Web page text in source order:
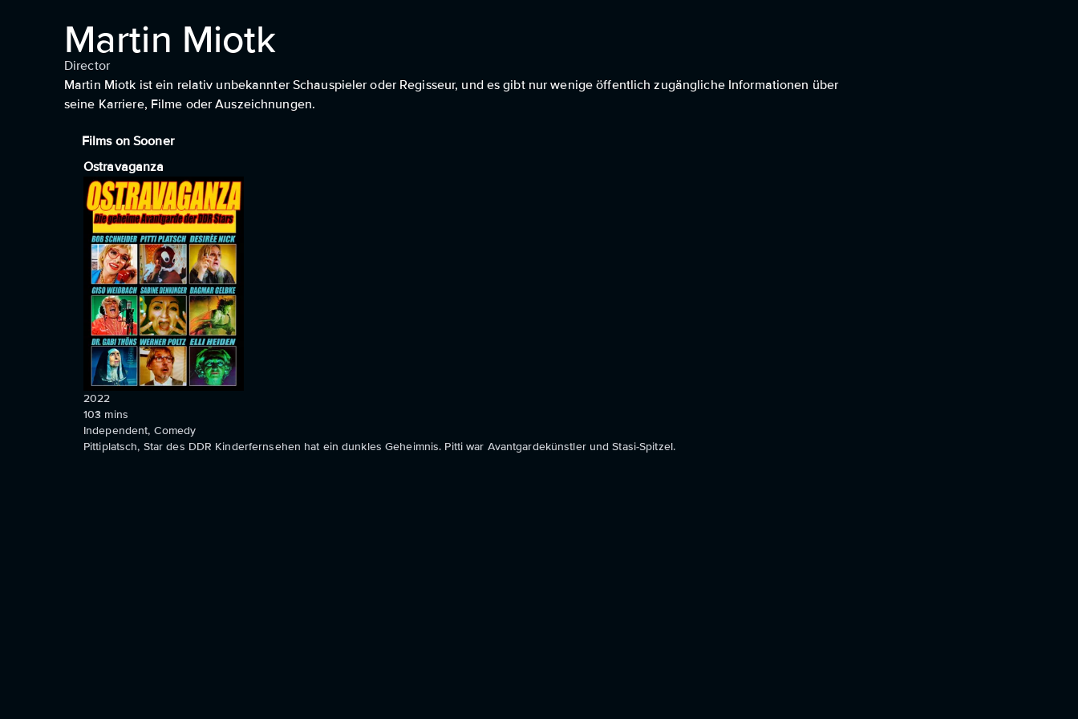
Martin Miotk
Director
Martin Miotk ist ein relativ unbekannter Schauspieler oder Regisseur, und es gibt nur wenige öffentlich zugängliche Informationen über
seine Karriere, Filme oder Auszeichnungen.
Films on Sooner
Ostravaganza
2022
103 mins
Independent, Comedy
Pittiplatsch, Star des DDR Kinderfernsehen hat ein dunkles Geheimnis. Pitti war Avantgardekünstler und Stasi-Spitzel.